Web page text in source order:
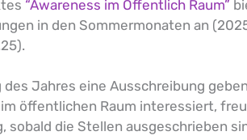
“Awareness im Öffentlich Raum”
in den Sommermonaten an
Jahres eine Ausschreibung
öffentlichen Raum interessiert,
sobald die Stellen ausgeschrieben